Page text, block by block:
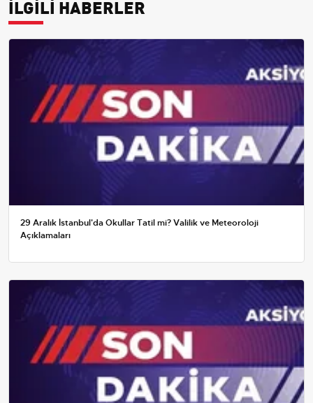
İLGİLİ HABERLER
29 Aralık İstanbul'da Okullar Tatil mi? Valilik ve Meteoroloji
Açıklamaları